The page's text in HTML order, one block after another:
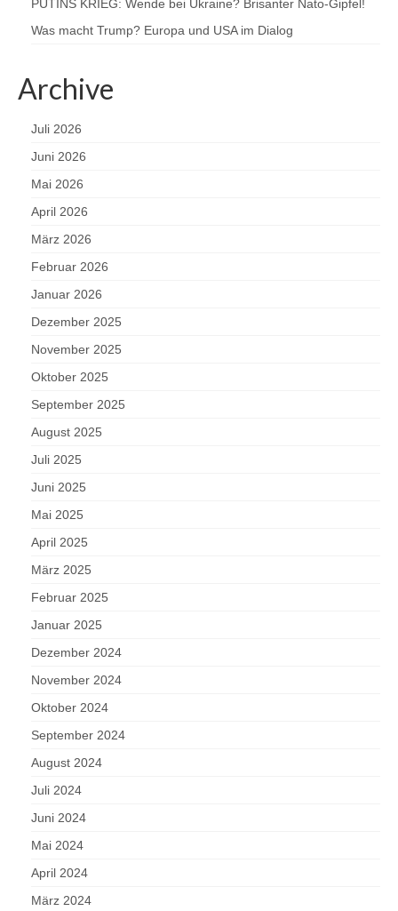
PUTINS KRIEG: Wende bei Ukraine? Brisanter Nato-Gipfel!
Was macht Trump? Europa und USA im Dialog
Archive
Juli 2026
Juni 2026
Mai 2026
April 2026
März 2026
Februar 2026
Januar 2026
Dezember 2025
November 2025
Oktober 2025
September 2025
August 2025
Juli 2025
Juni 2025
Mai 2025
April 2025
März 2025
Februar 2025
Januar 2025
Dezember 2024
November 2024
Oktober 2024
September 2024
August 2024
Juli 2024
Juni 2024
Mai 2024
April 2024
März 2024